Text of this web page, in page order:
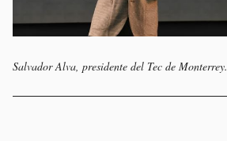
Salvador Alva, presidente del Tec de Monterrey.